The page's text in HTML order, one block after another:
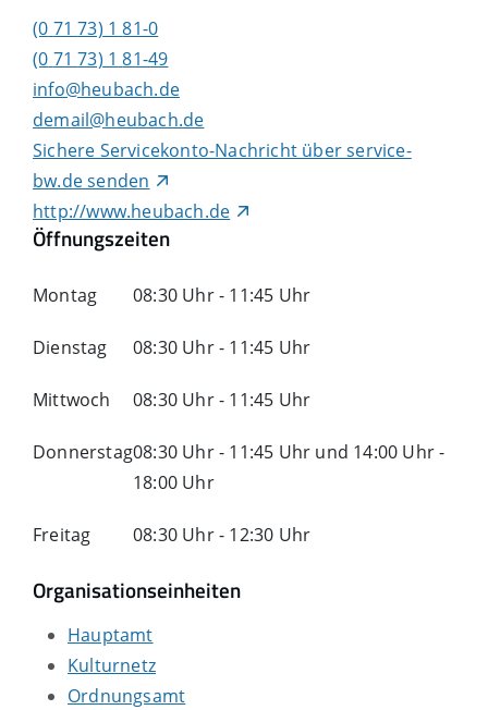
(0 71 73) 1 81-0
(0 71 73) 1 81-49
info@heubach.de
demail@heubach.de
Sichere Servicekonto-Nachricht über service-
bw.de senden
http://www.heubach.de
Öffnungszeiten
Montag 08:30 Uhr- 11:45 Uhr
Dienstag 08:30 Uhr- 11:45 Uhr
Mittwoch 08:30 Uhr- 11:45 Uhr
Donnerstag08:30 Uhr- 11:45 Uhr und 14:00 Uhr-
18:00 Uhr
Freitag 08:30 Uhr- 12:30 Uhr
Organisationseinheiten
Hauptamt
Kulturnetz
Ordnungsamt